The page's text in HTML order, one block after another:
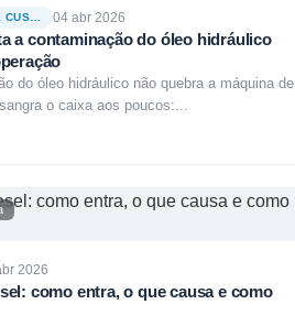
04 abr 2026
a contaminação do óleo hidráulico
do óleo hidráulico não quebra a máquina de
o caixa aos poucos:...
2026
como entra, o que causa e como